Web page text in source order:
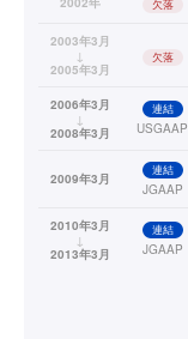
欠落
2003年3月
↓
2005年3月
欠落
2006年3月
↓
2008年3月
連結
USGAAP
2009年3月
連結
JGAAP
2010年3月
↓
2013年3月
連結
JGAAP